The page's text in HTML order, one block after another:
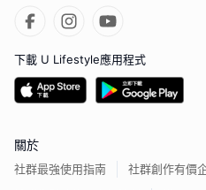
下載 U Lifestyle應用程式
關於
社群最強使用指南
社群創作有價